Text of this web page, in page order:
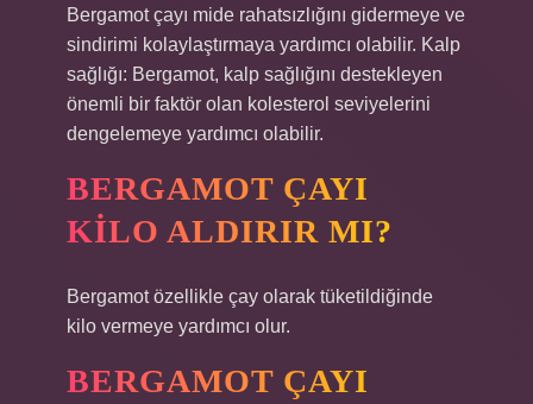
Bergamot çayı mide rahatsızlığını gidermeye ve
sindirimi kolaylaştırmaya yardımcı olabilir. Kalp
sağlığı: Bergamot, kalp sağlığını destekleyen
önemli bir faktör olan kolesterol seviyelerini
dengelemeye yardımcı olabilir.
BERGAMOT ÇAYI
KILO ALDIRIR MI?
Bergamot özellikle çay olarak tüketildiğinde
kilo vermeye yardımcı olur.
BERGAMOT ÇAYI